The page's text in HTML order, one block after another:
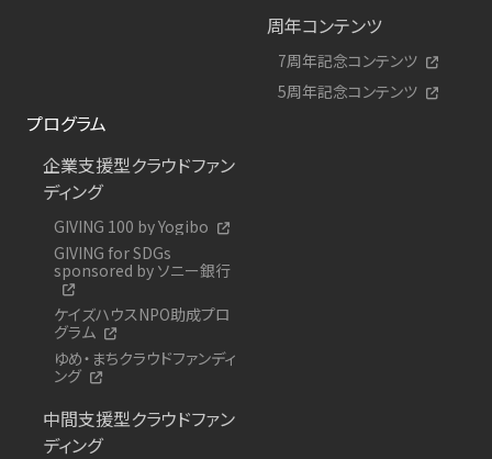
周年コンテンツ
7周年記念コンテンツ
5周年記念コンテンツ
プログラム
企業支援型クラウドファン
ディング
GIVING 100 by Yogibo
GIVING for SDGs
sponsored by ソニー銀行
ケイズハウスNPO助成プロ
グラム
ゆめ・まちクラウドファンディ
ング
中間支援型クラウドファン
ディング